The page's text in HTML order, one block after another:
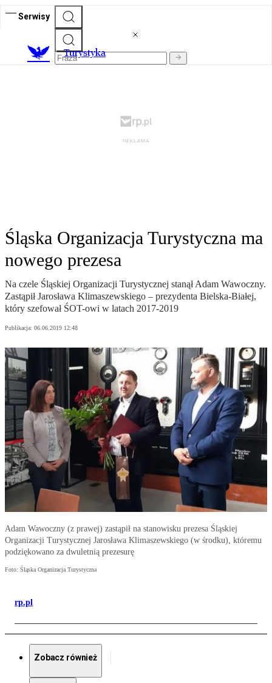
Serwisy
Turystyka
Śląska Organizacja Turystyczna ma
nowego prezesa
Na czele Śląskiej Organizacji Turystycznej stanął Adam Wawoczny.
Zastąpił Jarosława Klimaszewskiego – prezydenta Bielska-Białej,
który szefował ŚOT-owi w latach 2017-2019
Publikacja: 06.06.2019 12:48
Adam Wawoczny (z prawej) zastąpił na stanowisku prezesa Śląskiej
Organizacji Turystycznej Jarosława Klimaszewskiego (w środku), któremu
podziękowano za dwuletnią prezesurę
Foto: Śląska Organizacja Turystyczna
rp.pl
Zobacz również